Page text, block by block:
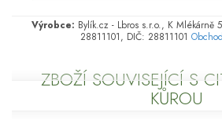
Výrobce: Bylík.cz - Lbros s.r.o., K Mlékárně
28811101, DIČ: 28811101
ZBOŽÍ SOUVISEJÍCÍ S
KŮROU